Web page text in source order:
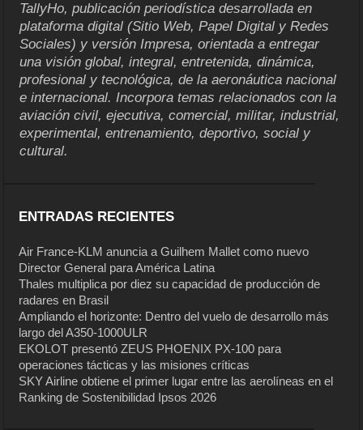
TallyHo, publicación periodística desarrollada en
plataforma digital (Sitio Web, Papel Digital y Redes
Sociales) y versión Impresa, orientada a entregar
una visión global, integral, entretenida, dinámica,
profesional y tecnológica, de la aeronáutica nacional
e internacional. Incorpora temas relacionados con la
aviación civil, ejecutiva, comercial, militar, industrial,
experimental, entrenamiento, deportivo, social y
cultural.
ENTRADAS RECIENTES
Air France-KLM anuncia a Guilhem Mallet como nuevo
Director General para América Latina
Thales multiplica por diez su capacidad de producción de
radares en Brasil
Ampliando el horizonte: Dentro del vuelo de desarrollo más
largo del A350-1000ULR
EKOLOT presentó ZEUS PHOENIX PX-100 para
operaciones tácticas y las misiones críticas
SKY Airline obtiene el primer lugar entre las aerolíneas en el
Ranking de Sostenibilidad Ipsos 2026